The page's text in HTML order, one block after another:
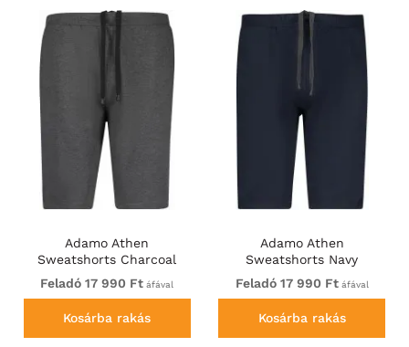
Adamo Athen
Sweatshorts Charcoal
Feladó 17 990 Ft áfával
Kosárba rakás
Adamo Athen
Sweatshorts Navy
Feladó 17 990 Ftáfával
Kosárba rakás